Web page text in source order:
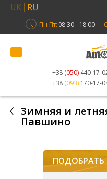
UK RU
Пн-Пт: 08:30 - 18:00
+38 (050) 440-17-
+38 (093) 170-17-
Зимняя и
Павшино